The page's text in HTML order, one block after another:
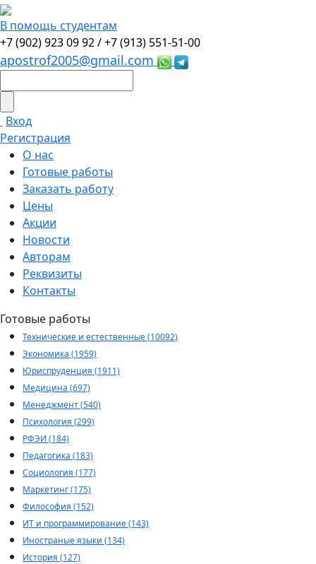
В помощь студентам
+7 (902) 923 09 92 /+7 (913) 551-51-00
apostrof2005@gmail.com
Вход
Регистрация
О нас
Готовые работы
Заказать работу
Цены
Акции
Новости
Авторам
Реквизиты
Контакты
Готовые работы
Технические и естественные (10092)
Экономика (1959)
Юриспруденция (1911)
Медицина (697)
Менеджмент (540)
Психология (299)
РФЭИ (184)
Педагогика (183)
Социология (177)
Маркетинг (175)
Философия (152)
ИТ и программирование (143)
Иностраные языки (134)
История (127)